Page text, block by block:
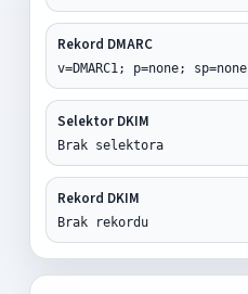
Rekord DMARC
v=DMARC1; p=none; sp=none
Selektor DKIM
Brak selektora
Rekord DKIM
Brak rekordu